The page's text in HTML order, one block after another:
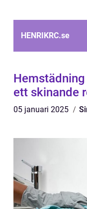
HENRIKRC.se
ett skinande
05 januari 2025